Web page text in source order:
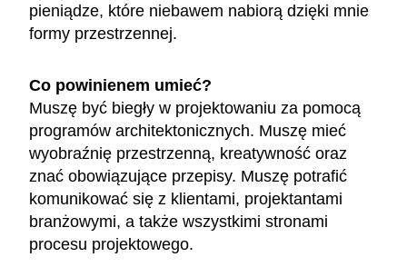
pieniądze, które niebawem nabiorą dzięki mnie
formy przestrzennej.
Co powinienem umieć?
Muszę być biegły w projektowaniu za pomocą
programów architektonicznych. Muszę mieć
wyobraźnię przestrzenną, kreatywność oraz
znać obowiązujące przepisy. Muszę potrafić
komunikować się z klientami, projektantami
branżowymi, a także wszystkimi stronami
procesu projektowego.